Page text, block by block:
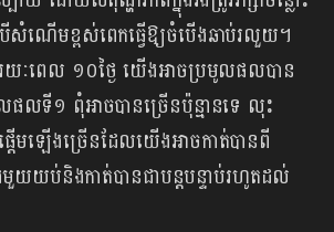
ណើមខ្ពស់ពេកធ្វើឱ្យចំបើងឆាប់រលួយ។
យៈពេល ១០ថ្ងៃ យើងអាចប្រមូលផលបាន
លទី១ ពុំអាចបានច្រើនប៉ុន្មានទេ លុះ
ើមឡើងច្រើនដែលយើងអាចកាត់បានពី
យយប់និងកាត់បានជាបន្តបន្ទាប់រហូតដល់